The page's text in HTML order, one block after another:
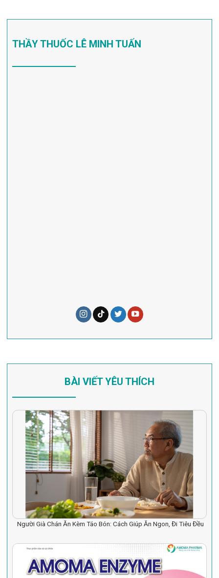
THẦY THUỐC LÊ MINH TUẤN
BÀI VIẾT YÊU THÍCH
Người Già Chán Ăn Kèm Táo Bón: Cách Giúp Ăn Ngon, Đi Tiêu Đều